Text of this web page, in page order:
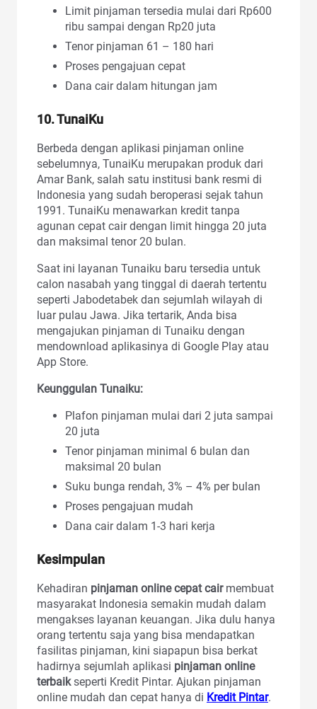
Limit pinjaman tersedia mulai dari Rp600
ribu sampai dengan Rp20 juta
Tenor pinjaman 61 – 180 hari
Proses pengajuan cepat
Dana cair dalam hitungan jam
10. TunaiKu
Berbeda dengan aplikasi pinjaman online
sebelumnya, TunaiKu merupakan produk dari
Amar Bank, salah satu institusi bank resmi di
Indonesia yang sudah beroperasi sejak tahun
1991. TunaiKu menawarkan kredit tanpa
agunan cepat cair dengan limit hingga 20 juta
dan maksimal tenor 20 bulan.
Saat ini layanan Tunaiku baru tersedia untuk
calon nasabah yang tinggal di daerah tertentu
seperti Jabodetabek dan sejumlah wilayah di
luar pulau Jawa. Jika tertarik, Anda bisa
mengajukan pinjaman di Tunaiku dengan
mendownload aplikasinya di Google Play atau
App Store.
Keunggulan Tunaiku:
Plafon pinjaman mulai dari 2 juta sampai
20 juta
Tenor pinjaman minimal 6 bulan dan
maksimal 20 bulan
Suku bunga rendah, 3% – 4% per bulan
Proses pengajuan mudah
Dana cair dalam 1-3 hari kerja
Kesimpulan
Kehadiran pinjaman online cepat cairmembuat
masyarakat Indonesia semakin mudah dalam
mengakses layanan keuangan. Jika dulu hanya
orang tertentu saja yang bisa mendapatkan
fasilitas pinjaman, kini siapapun bisa berkat
hadirnya sejumlah aplikasi pinjaman online
terbaikseperti Kredit Pintar. Ajukan pinjaman
online mudah dan cepat hanya di Kredit Pintar.